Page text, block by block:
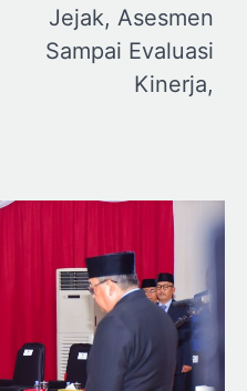
Jejak, Asesmen
Sampai Evaluasi
Kinerja,